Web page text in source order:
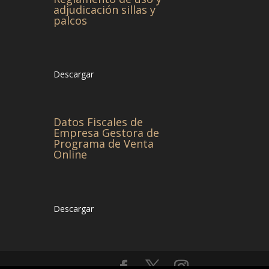
adjudicación sillas y
palcos
Descargar
Datos Fiscales de
Empresa Gestora de
Programa de Venta
Online
Descargar